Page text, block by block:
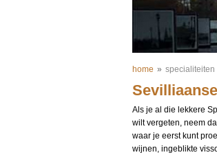
home » specialiteiten
Als je al die lekkere
wilt vergeten, neem
waar je eerst kunt
wijnen, ingeblikte